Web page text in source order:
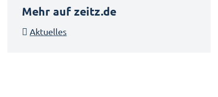
Mehr auf zeitz.de
Aktuelles